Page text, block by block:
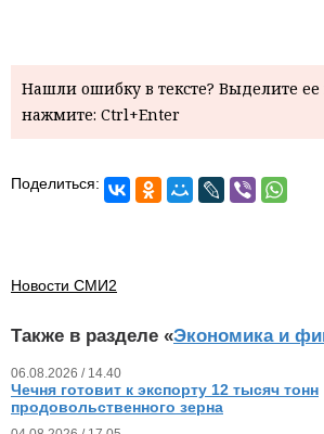
Нашли ошибку в тексте? Выделите
нажмите: Ctrl+Enter
Поделиться:
Новости СМИ2
Также в разделе «Экономика и
06.08.2026 / 14.40
Чечня готовит к экспорту 12 тысяч тонн
продовольственного зерна